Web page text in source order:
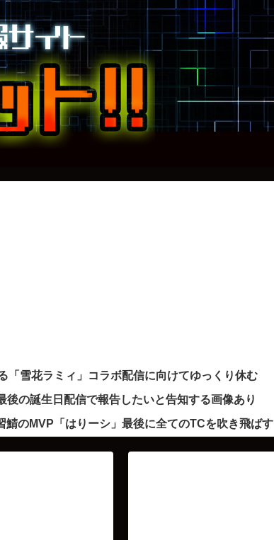
「雪花ラミィ」コラボ配信に向けてゆっくり休む
の誕生日配信で報告したいと告知する画像あり
のMVP「はりーシ」最後に全てのTCを吹き飛ばす